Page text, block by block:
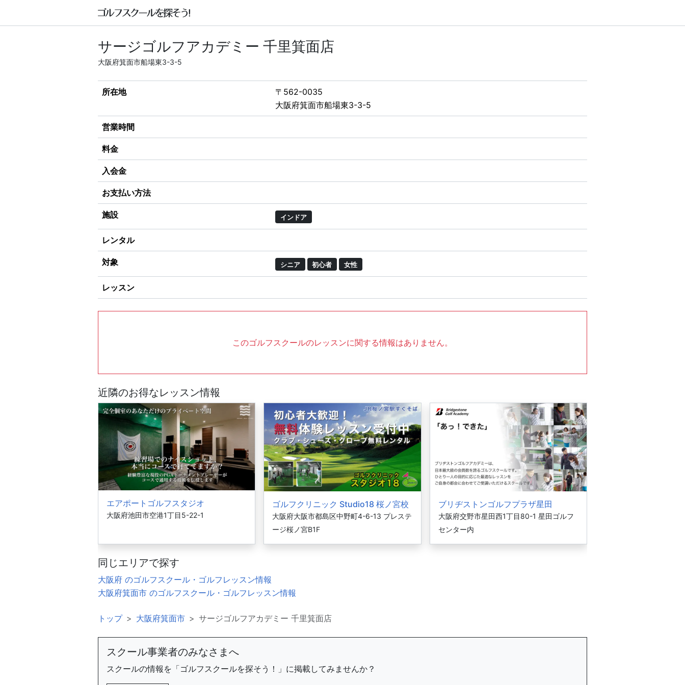
サージゴルフアカデミー 千里箕面店
大阪府箕面市船場東3-3-5
所在地
〒562-0035
大阪府箕面市船場東3-3-5
営業時間
料金
入会金
お支払い方法
施設 インドア
レンタル
対象 シニア 初心者 女性
レッスン
このゴルフスクールのレッスンに関する情報はありません。
近隣のお得なレッスン情報
エアポートゴルフスタジオ
大阪府池田市空港1丁目5-22-1
ゴルフクリニック Studio18 桜ノ宮校
大阪府大阪市都島区中野町4-6-13 プレステ
ージ桜ノ宮B1F
ブリヂストンゴルフプラザ星田
大阪府交野市星田西1丁目80-1 星田ゴルフ
センター内
同じエリアで探す
大阪府 のゴルフスクール・ゴルフレッスン情報
大阪府箕面市 のゴルフスクール・ゴルフレッスン情報
トップ 大阪府箕面市 サージゴルフアカデミー 千里箕面店
スクール事業者のみなさまへ
スクールの情報を「ゴルフスクールを探そう！」に掲載してみませんか？